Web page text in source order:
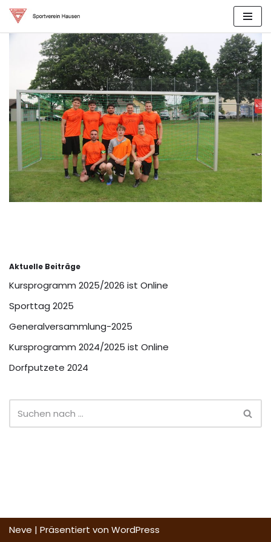
Zum
springen
Aktuelle Beiträge
Kursprogramm 2025/2026 ist Online
Sporttag 2025
Generalversammlung-2025
Kursprogramm 2024/2025 ist Online
Dorfputzete 2024
Neve | Präsentiert von WordPress